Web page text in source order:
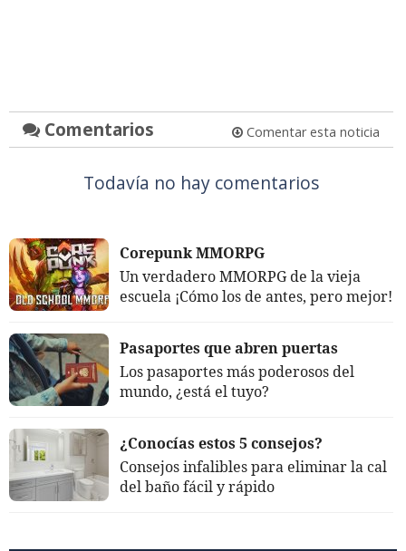
Comentarios Comentar esta noticia
Todavía no hay comentarios
Corepunk MMORPG
Un verdadero MMORPG de la vieja
escuela ¡Cómo los de antes, pero mejor!
Pasaportes que abren puertas
Los pasaportes más poderosos del
mundo, ¿está el tuyo?
¿Conocías estos 5 consejos?
Consejos infalibles para eliminar la cal
del baño fácil y rápido